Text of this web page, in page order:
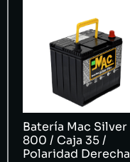
Batería Mac Silver
800 / Caja 35 /
Polaridad Derecha